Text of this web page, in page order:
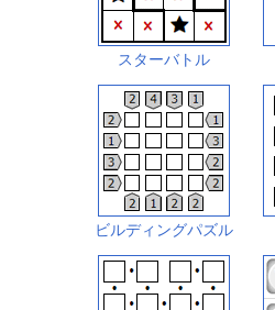
スターバトル
ビルディングパズル